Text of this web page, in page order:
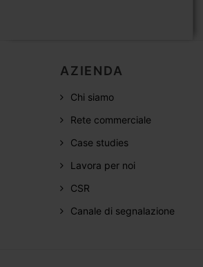
AZIENDA
Chi siamo
Rete commerciale
Case studies
Lavora per noi
CSR
Canale di segnalazione